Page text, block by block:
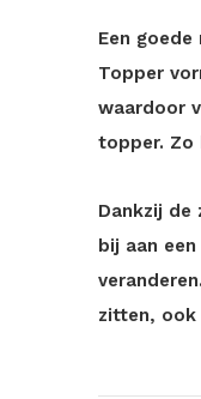
Een
Topper
waardoor
topper. Zo
Dankzij
bij aan
zitten, ook